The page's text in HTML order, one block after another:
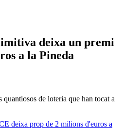
deixa un premi
a la Pineda
quantiosos de loteria que han tocat a
deixa prop de 2 milions d'euros a